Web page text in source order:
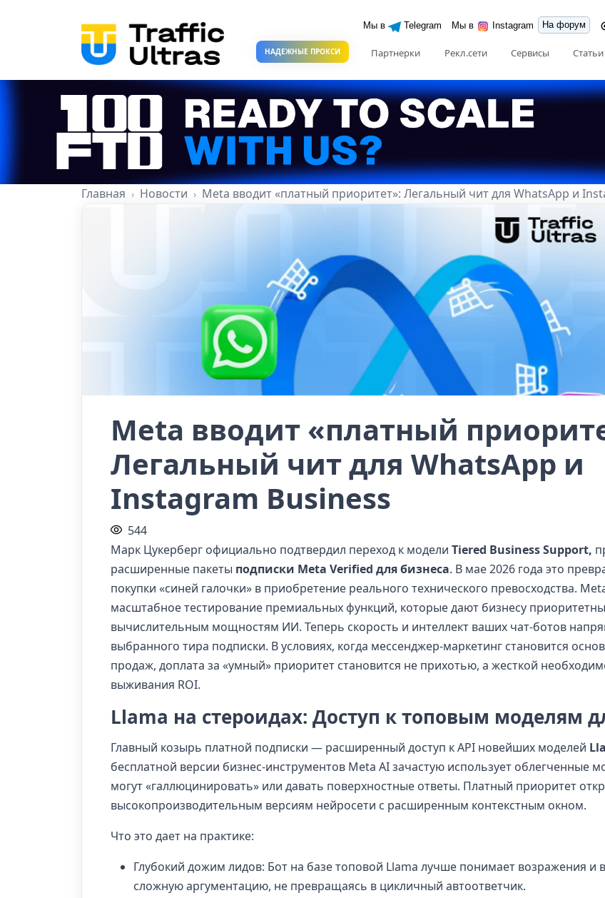
Мы в Telegram Мы в Instagram На форум
НАДЕЖНЫЕ ПРОКСИ Партнерки Рекл.сети Сервисы Статьи
Главная Новости Meta вводит «платный приоритет»: Легальный чит для WhatsApp и
Meta вводит «платный
Легальный чит для WhatsApp и
Instagram Business
544
Марк Цукерберг официально подтвердил переход к модели Tiered Business Support,
расширенные пакеты подписки Meta Verified для бизнеса. В мае 2026 года это
покупки «синей галочки» в приобретение реального технического превосходства.
масштабное тестирование премиальных функций, которые дают бизнесу
вычислительным мощностям ИИ. Теперь скорость и интеллект ваших чат-ботов
выбранного тира подписки. В условиях, когда мессенджер-маркетинг становится
продаж, доплата за «умный» приоритет становится не прихотью, а жесткой
выживания ROI.
Llama на стероидах: Доступ к топовым моделям
Главный козырь платной подписки — расширенный доступ к API новейших моделей
бесплатной версии бизнес-инструментов Meta AI зачастую использует облегченные
могут «галлюцинировать» или давать поверхностные ответы. Платный приоритет
высокопроизводительным версиям нейросети с расширенным контекстным окном.
Что это дает на практике:
Глубокий дожим лидов: Бот на базе топовой Llama лучше понимает возражения и
сложную аргументацию, не превращаясь в цикличный автоответчик.